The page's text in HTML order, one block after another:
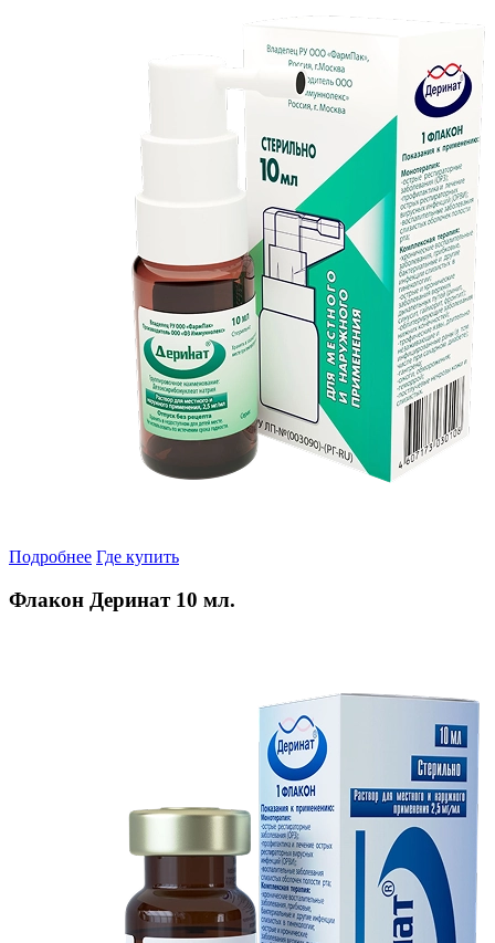
Подробнее Где купить
Флакон Деринат 10 мл.